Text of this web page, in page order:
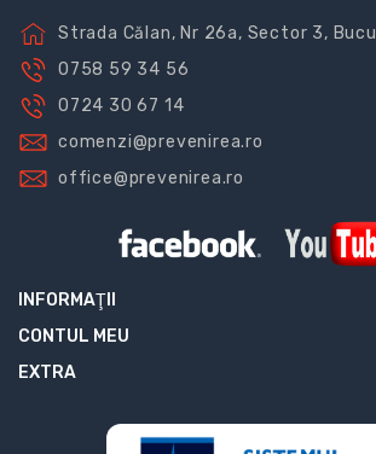
Strada Călan, Nr 26a, Sector 3,
0758 59 34 56
0724 30 67 14
comenzi@prevenirea.ro
office@prevenirea.ro
INFORMAŢII
CONTUL MEU
EXTRA